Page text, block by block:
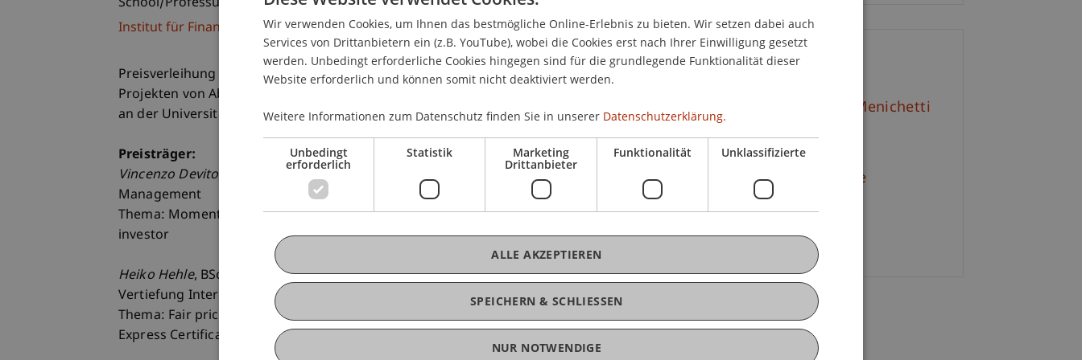
School/Professur:
Institut für Finanzdienstleistungen
Preisverleihung für herausragende wissenschaftliche Leistungen im Rahmen von Thesis-
Projekten von Absolventinnen und Absolventen der Bachelor- und Master-Studiengänge
an der Universität Liechtenstein im Bereich Banking und Finance.
Preisträger:
Vincenzo Devito , MSc, Absolvent des Masterstudiengangs Banking and Financial
Management
Thema: Momentum and currency hedging strategies: Implications for a Swiss equity
investor
Heiko Hehle, BSc, Absolvent des Bachelorstudiengangs Betriebswirtschaftslehre,
Vertiefung International Financial Services
Thema: Fair pricing of structured products - Valuation and payoff analysis of a Multi
Express Certificate
Kontakt
Prof. em. Dr. Marco J. Menichetti
E-Mail
Prof. Dr. Michael Hanke
E-Mail
GERMAN
ENGLISH
Wir verwenden Cookies, um Ihnen das bestmögliche Online-Erlebnis zu bieten. Wir setzen dabei auch
Services von Drittanbietern ein (z.B. YouTube), wobei die Cookies erst nach Ihrer Einwilligung gesetzt
werden. Unbedingt erforderliche Cookies hingegen sind für die grundlegende Funktionalität dieser
Website erforderlich und können somit nicht deaktiviert werden.
Weitere Informationen zum Datenschutz finden Sie in unserer Datenschutzerklärung.
Unbedingt
erforderlich
Statistik Marketing
Drittanbieter
Funktionalität Unklassifizierte
SPEICHERN & SCHLIESSEN
ALLE AKZEPTIEREN
NUR NOTWENDIGE